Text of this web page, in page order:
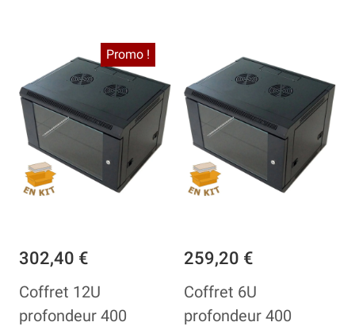
Promo !
302,40 €
Coffret 12U
profondeur 400
259,20 €
Coffret 6U
profondeur 400